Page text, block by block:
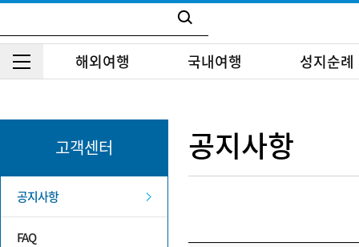
해외여행 국내여행 성지순례
고객센터
공지사항
FAQ
공지사항